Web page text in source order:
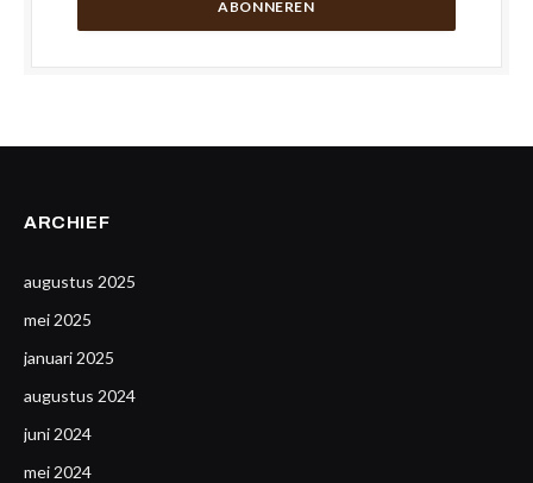
ARCHIEF
augustus 2025
mei 2025
januari 2025
augustus 2024
juni 2024
mei 2024